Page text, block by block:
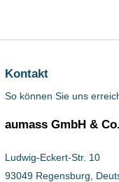
Kontakt
So können Sie uns
aumass GmbH &
Ludwig-Eckert-Str. 10
93049 Regensburg,